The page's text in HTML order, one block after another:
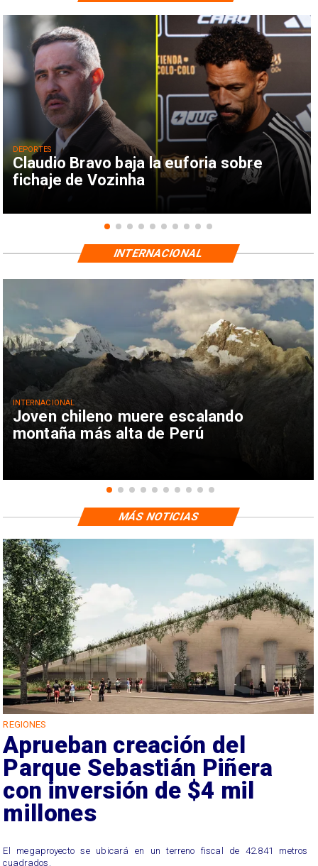
Claudio Bravo baja la euforia sobre
fichaje de Vozinha
DEPORTES
Joven chileno muere escalando
montaña más alta de Perú
INTERNACIONAL
INTERNACIONAL
REGIONES
Aprueban creación del
Parque Sebastián Piñera
con inversión de $4 mil
millones
El megaproyecto se ubicará en un terreno fiscal de 42.841 metros
cuadrados.
MÁS NOTICIAS